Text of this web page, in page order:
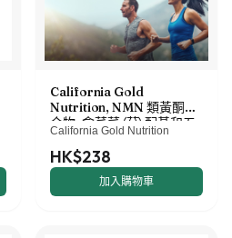
California Gold
Nutrition, NMN 類黃酮複
合物，含芹菜（苷）配基和五
羥黃酮，60 粒素食膠囊
California Gold Nutrition
HK$238
加入購物車